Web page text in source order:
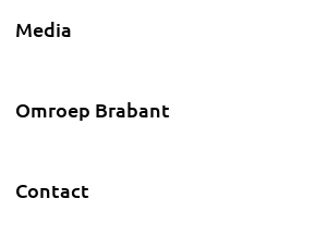
Media
Omroep Brabant
Contact